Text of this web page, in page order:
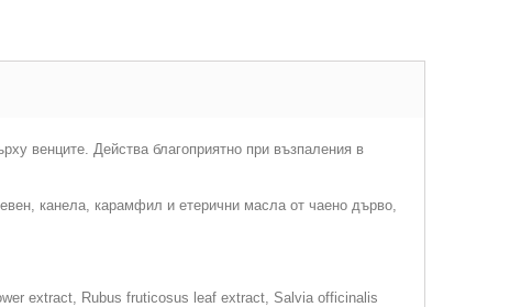
венците. Действа благоприятно при възпаления в
канела, карамфил и етерични масла от чаено дърво,
extract, Rubus fruticosus leaf extract, Salvia officinalis